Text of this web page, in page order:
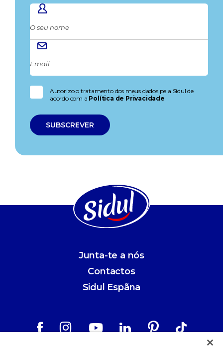
Autorizo o tratamento dos meus dados pela Sidul de
acordo com a Política de Privacidade
Junta-te a nós
Contactos
Sidul Espãna